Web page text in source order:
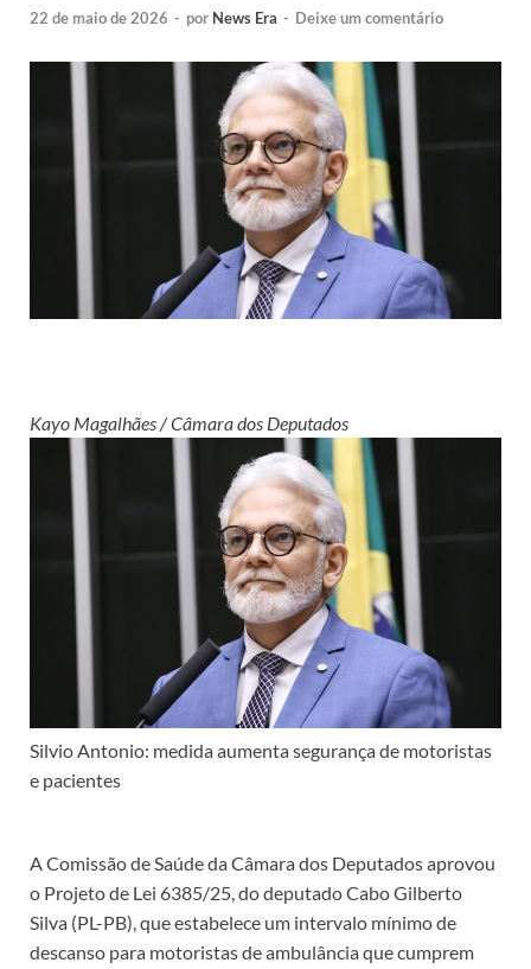
22 de maio de 2026 - por News Era - Deixe um comentário
Kayo Magalhães / Câmara dos Deputados
Silvio Antonio: medida aumenta segurança de motoristas
e pacientes
A Comissão de Saúde da Câmara dos Deputados aprovou
o Projeto de Lei 6385/25, do deputado Cabo Gilberto
Silva (PL-PB), que estabelece um intervalo mínimo de
descanso para motoristas de ambulância que cumprem